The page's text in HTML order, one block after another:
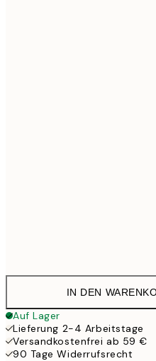
IN DEN
Auf Lager
Lieferung 2-4 Arbeitstage
Versandkostenfrei ab 59 €
90 Tage Widerrufsrecht